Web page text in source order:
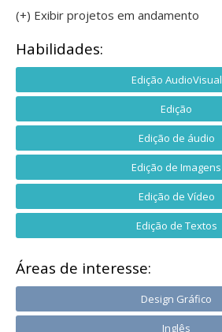
(+) Exibir projetos em andamento
Habilidades:
Edição AudioVisual
Edição
Edição de áudio
Edição de Imagens
Edição de Vídeo
Edição de Textos
Áreas de interesse:
Design Gráfico
Inglês